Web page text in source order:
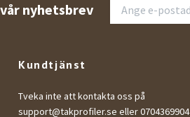
nyhetsbrev
Kundtjänst
Tveka inte att kontakta oss på
support@takprofiler.se eller 0704369904